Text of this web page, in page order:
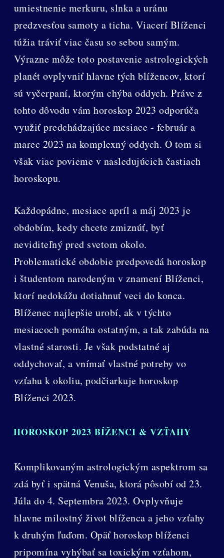
umiestnenie merkuru, slnka a uránu
predzvesťou samoty a ticha. Viacerí Blíženci
túžia tráviť viac času so sebou samým.
Výrazne môže toto postavenie astrologických
planét ovplyvniť hlavne tých blížencov, ktorí
sú vyčerpaní, ktorým chýba oddych. Práve z
tohto dôvodu vám horoskop 2023 odporúča
využiť predchádzajúce mesiace - február a
marec 2023 na komplexný oddych. O tom si
však viac povieme v nasledujúcich častiach
horoskopu.
Každopádne, mesiace apríl a máj 2023 je
obdobím, kedy chcete zmiznúť, byť
neviditeľný pred svetom okolo.
Problematické obdobie predpovedá horoskop
i študentom narodeným v znamení Blíženci,
ktorí nedokážu dotiahnuť veci do konca.
Blíženec najlepšie urobí, ak v týchto
mesiacoch pomáha ostatným, a tak zabúda na
vlastné starosti. Je však podstatné aj
oddychovať, a vnímať vlastné potreby vo
vzťahu k okoliu, podčiarkuje horoskop
Blíženci 2023.
HOROSKOP 2023 BÍŽENCI & VZŤAHY
Komplikovaným astrologickým aspektrom sa
zdá byť i spätná Venuša, ktorá pôsobí od 23.
Júla do 4. Septembra 2023. Ovplyvňuje
hlavne milostný život blíženca a jeho vzťahy
k druhým ľuďom. Opäť horoskop blíženci
pripomína vyhýbať sa toxickým vzťahom,